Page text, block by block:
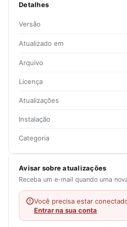
Detalhes
Versão
Atualizado em
Arquivo
Licença
Atualizações
Instalação
Categoria
Avisar sobre atualizações
Receba um e-mail quando uma
Você precisa estar
Entrar na sua conta